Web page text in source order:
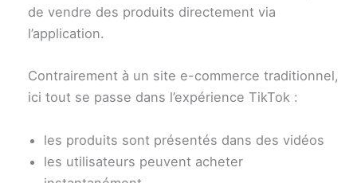
de vendre des produits directement via
l’application.
Contrairement à un site e-commerce traditionnel,
ici tout se passe dans l’expérience TikTok :
les produits sont présentés dans des vidéos
les utilisateurs peuvent acheter